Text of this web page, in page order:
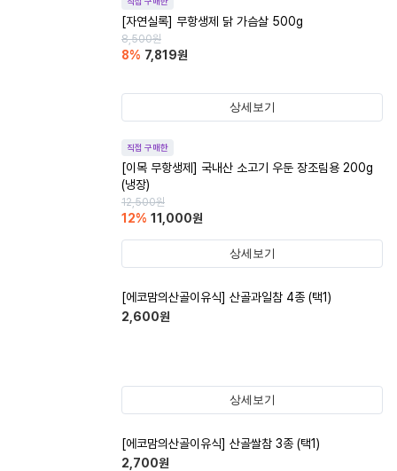
[자연실록] 무항생제 닭 가슴살 500g
8,500원
8% 7,819원
상세보기
직접 구매한
[이목 무항생제] 국내산 소고기 우둔 장조림용 200g
(냉장)
12,500원
12% 11,000원
상세보기
[에코맘의산골이유식] 산골과일참 4종 (택1)
2,600원
상세보기
[에코맘의산골이유식] 산골쌀참 3종 (택1)
2,700원